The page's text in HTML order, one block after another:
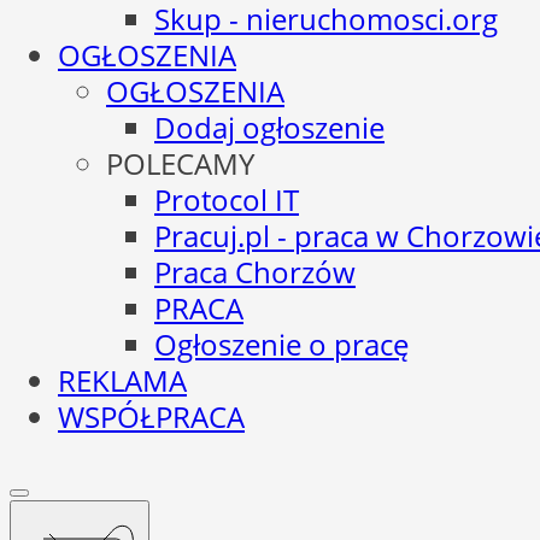
Skup - nieruchomosci.org
OGŁOSZENIA
OGŁOSZENIA
Dodaj ogłoszenie
POLECAMY
Protocol IT
Pracuj.pl - praca w
Praca Chorzów
PRACA
Ogłoszenie o pracę
REKLAMA
WSPÓŁPRACA